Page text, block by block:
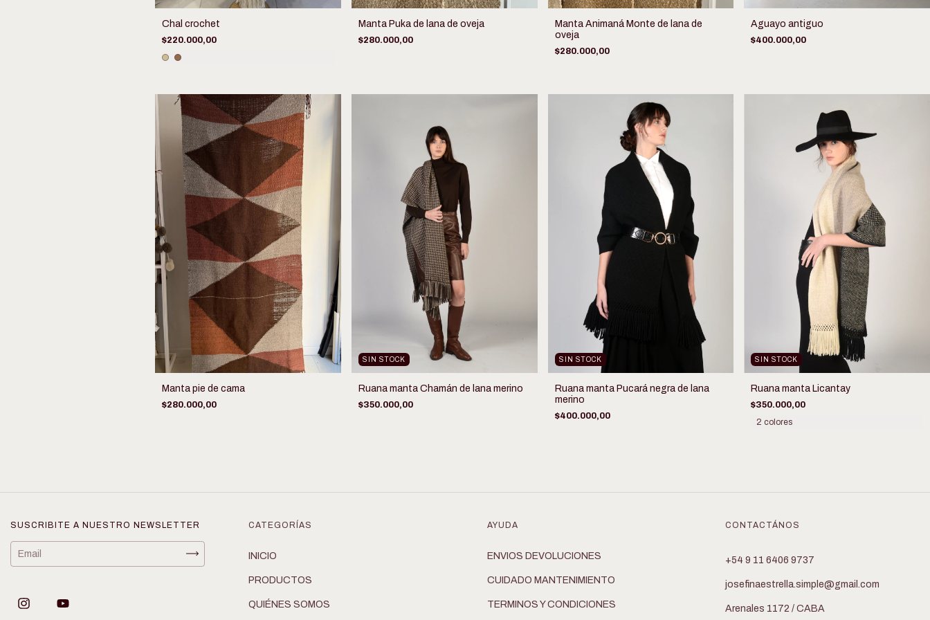
Chal crochet
$220.000,00
Manta Puka de lana de oveja
$280.000,00
Manta Animaná Monte de lana de
oveja
$280.000,00
Aguayo antiguo
$400.000,00
Manta pie de cama
$280.000,00
SIN STOCK
Ruana manta Chamán de lana merino
$350.000,00
SIN STOCK
Ruana manta Pucará negra de lana
merino
$400.000,00
SIN STOCK
Ruana manta Licantay
$350.000,00
2 colores
SUSCRIBITE A NUESTRO NEWSLETTER CATEGORÍAS
INICIO
PRODUCTOS
QUIÉNES SOMOS
AYUDA
ENVIOS DEVOLUCIONES
CUIDADO MANTENIMIENTO
TERMINOS Y CONDICIONES
CONTACTÁNOS
+54 9 11 6406 9737
josefinaestrella.simple@gmail.com
Arenales 1172 / CABA